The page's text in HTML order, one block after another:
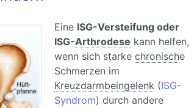
Eine ISG-Versteifung oder
ISG-Arthrodese kann helfen,
wenn sich starke chronische
Schmerzen im
Kreuzdarmbeingelenk(ISG-
Syndrom) durch andere